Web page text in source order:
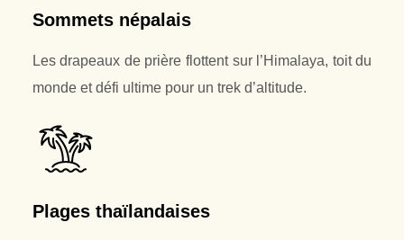
Sommets népalais
Les drapeaux de prière flottent sur l’Himalaya, toit du
monde et défi ultime pour un trek d’altitude.
Plages thaïlandaises